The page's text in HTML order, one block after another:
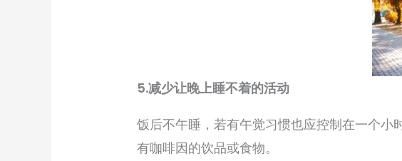
5.减少让晚上睡不着的活动
饭后不午睡，若有午觉习惯也应控制在一个
有咖啡因的饮品或食物。